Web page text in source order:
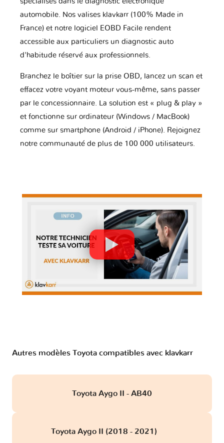
automobile. Nos valises klavkarr (100% Made in
France) et notre logiciel EOBD Facile rendent
accessible aux particuliers un diagnostic auto
d'habitude réservé aux professionnels.
Branchez le boîtier sur la prise OBD, lancez un scan et
effacez votre voyant moteur vous-même, sans passer
par le concessionnaire. La solution est « plug & play »
et fonctionne sur ordinateur (Windows / MacBook)
comme sur smartphone (Android / iPhone). Rejoignez
notre communauté de plus de 100 000 utilisateurs.
Autres modèles Toyota compatibles avec klavkarr
Toyota Aygo II - AB40
Toyota Aygo II (2018 - 2021)